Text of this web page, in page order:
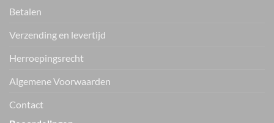
Betalen
Verzending en levertijd
Herroepingsrecht
Algemene Voorwaarden
Contact
Nieuwe items als eerste zien — geen spam, gewoon af en toe een
Only shirt ONLFREJA